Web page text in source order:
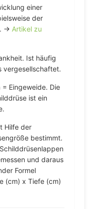
einer
der
→ Artikel zu
Ist häufig
vergesellschaftet.
= Eingeweide. Die
ist ein
Hilfe der
bestimmt.
und daraus
Formel
(cm) x Tiefe (cm)